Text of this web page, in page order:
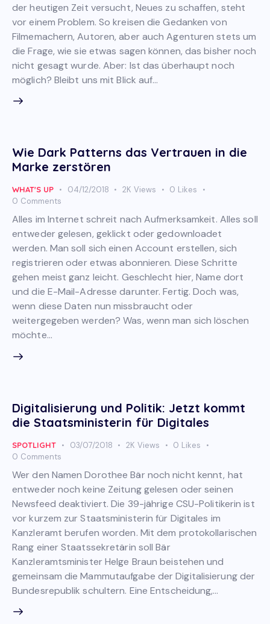
der heutigen Zeit versucht, Neues zu schaffen, steht
vor einem Problem. So kreisen die Gedanken von
Filmemachern, Autoren, aber auch Agenturen stets um
die Frage, wie sie etwas sagen können, das bisher noch
nicht gesagt wurde. Aber: Ist das überhaupt noch
möglich? Bleibt uns mit Blick auf…
Wie Dark Patterns das Vertrauen in die
Marke zerstören
WHAT'S UP 04/12/2018 2K Views 0 Likes
0 Comments
Alles im Internet schreit nach Aufmerksamkeit. Alles soll
entweder gelesen, geklickt oder gedownloadet
werden. Man soll sich einen Account erstellen, sich
registrieren oder etwas abonnieren. Diese Schritte
gehen meist ganz leicht. Geschlecht hier, Name dort
und die E-Mail-Adresse darunter. Fertig. Doch was,
wenn diese Daten nun missbraucht oder
weitergegeben werden? Was, wenn man sich löschen
möchte…
Digitalisierung und Politik: Jetzt kommt
die Staatsministerin für Digitales
SPOTLIGHT 03/07/2018 2K Views 0 Likes
0 Comments
Wer den Namen Dorothee Bär noch nicht kennt, hat
entweder noch keine Zeitung gelesen oder seinen
Newsfeed deaktiviert. Die 39-jährige CSU-Politikerin ist
vor kurzem zur Staatsministerin für Digitales im
Kanzleramt berufen worden. Mit dem protokollarischen
Rang einer Staatssekretärin soll Bär
Kanzleramtsminister Helge Braun beistehen und
gemeinsam die Mammutaufgabe der Digitalisierung der
Bundesrepublik schultern. Eine Entscheidung,…